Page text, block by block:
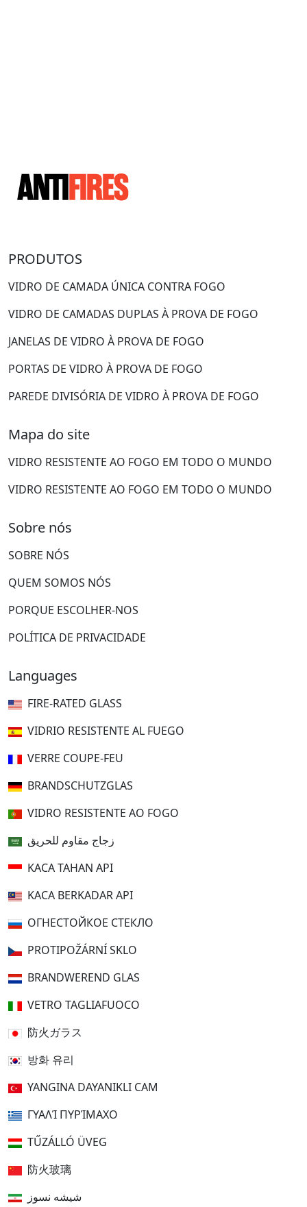
PRODUTOS
VIDRO DE CAMADA ÚNICA CONTRA FOGO
VIDRO DE CAMADAS DUPLAS À PROVA DE FOGO
JANELAS DE VIDRO À PROVA DE FOGO
PORTAS DE VIDRO À PROVA DE FOGO
PAREDE DIVISÓRIA DE VIDRO À PROVA DE FOGO
Mapa do site
VIDRO RESISTENTE AO FOGO EM TODO O MUNDO
VIDRO RESISTENTE AO FOGO EM TODO O MUNDO
Sobre nós
SOBRE NÓS
QUEM SOMOS NÓS
PORQUE ESCOLHER-NOS
POLÍTICA DE PRIVACIDADE
Languages
FIRE-RATED GLASS
VIDRIO RESISTENTE AL FUEGO
VERRE COUPE-FEU
BRANDSCHUTZGLAS
VIDRO RESISTENTE AO FOGO
زجاج مقاوم للحريق
KACA TAHAN API
KACA BERKADAR API
ОГНЕСТОЙКОЕ СТЕКЛО
PROTIPOŽÁRNÍ SKLO
BRANDWEREND GLAS
VETRO TAGLIAFUOCO
防火ガラス
방화 유리
YANGINA DAYANIKLI CAM
ΓΥΑΛΊ ΠΥΡΊΜΑΧΟ
TŰZÁLLÓ ÜVEG
防火玻璃
شیشه نسوز